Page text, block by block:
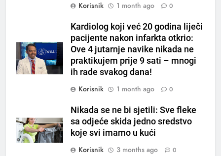
Korisnik
1 month ago 0
Kardiolog koji već 20 godina liječi
pacijente nakon infarkta otkrio:
Ove 4 jutarnje navike nikada ne
praktikujem prije 9 sati – mnogi
ih rade svakog dana!
Korisnik
1 month ago 0
Nikada se ne bi sjetili: Sve fleke
sa odjeće skida jedno sredstvo
koje svi imamo u kući
Korisnik
3 months ago 0
preokupacija: Ljudi rođeni u ova
OSTALO
8
Piće od smreke – prirodni
napitak koji se često spominje
OSTALO
Samo 1 kašičica u litru vode i
čak će se i “suhi štap”
ukorijeniti! Stari vrtlarski trik koji
OSTALO